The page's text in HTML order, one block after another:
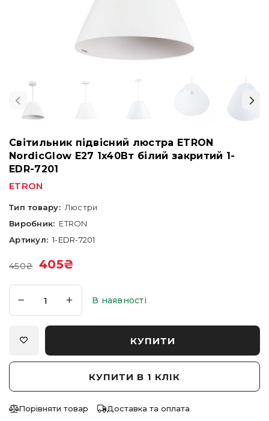
Світильник підвісний люстра ETRON
NordicGlow E27 1x40Вт білий закритий 1-
EDR-7201
ETRON
Тип товару: Люстри
Виробник: ETRON
Артикул: 1-EDR-7201
450₴ 405₴
В наявності
КУПИТИ
КУПИТИ В 1 КЛІК
Порівняти товар Доставка та оплата